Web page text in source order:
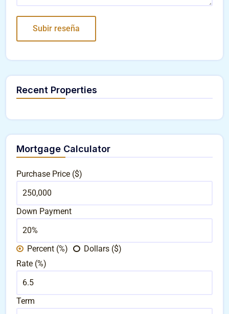
Recent Properties
Mortgage Calculator
Purchase Price ($)
Down Payment
Percent (%)
Dollars ($)
Rate (%)
Term